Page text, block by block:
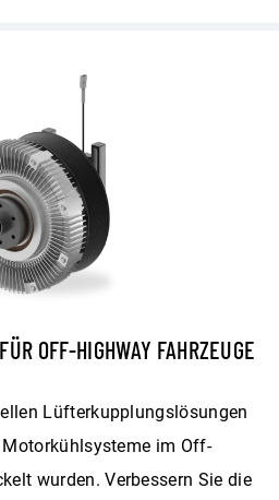
OFF-HIGHWAY FAHRZEUGE
Lüfterkupplungslösungen
im Off-
wurden. Verbessern Sie die